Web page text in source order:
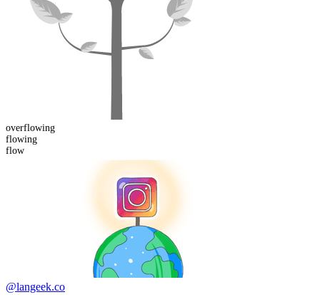
overflowing
flowing
flow
@langeek.co